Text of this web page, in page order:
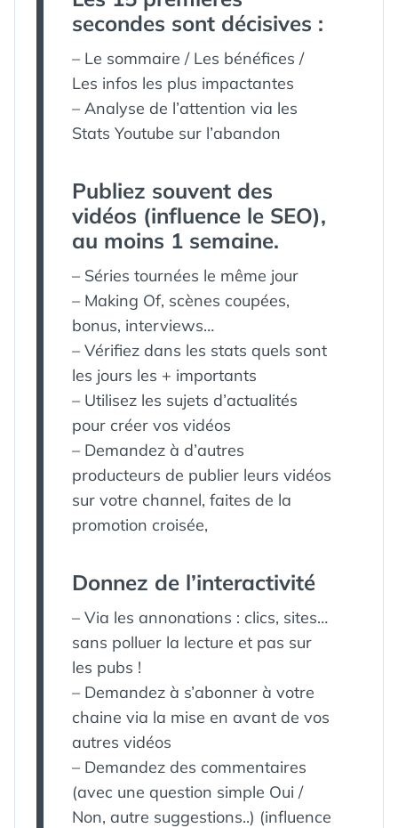
secondes sont décisives :
– Le sommaire / Les bénéfices /
Les infos les plus impactantes
– Analyse de l’attention via les
Stats Youtube sur l’abandon
Publiez souvent des
vidéos (influence le SEO),
au moins 1 semaine.
– Séries tournées le même jour
– Making Of, scènes coupées,
bonus, interviews…
– Vérifiez dans les stats quels sont
les jours les + importants
– Utilisez les sujets d’actualités
pour créer vos vidéos
– Demandez à d’autres
producteurs de publier leurs vidéos
sur votre channel, faites de la
promotion croisée,
Donnez de l’interactivité
– Via les annonations : clics, sites…
sans polluer la lecture et pas sur
les pubs !
– Demandez à s’abonner à votre
chaine via la mise en avant de vos
autres vidéos
– Demandez des commentaires
(avec une question simple Oui /
Non, autre suggestions..) (influence